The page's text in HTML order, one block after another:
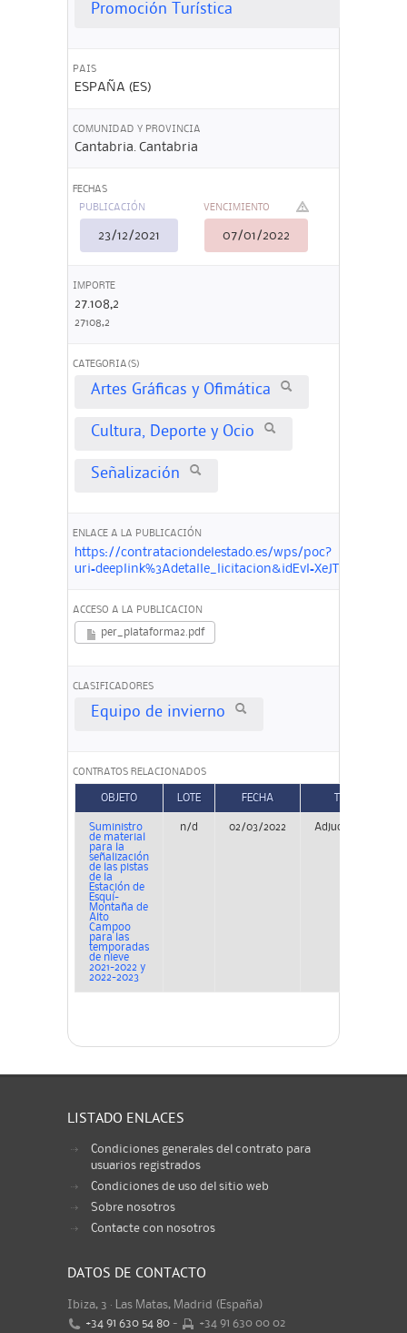
Promoción Turística
PAIS
ESPAÑA (ES)
COMUNIDAD Y PROVINCIA
Cantabria. Cantabria
FECHAS
PUBLICACIÓN
23/12/2021
VENCIMIENTO
07/01/2022
IMPORTE
27.108,2
27108,2
CATEGORIA(S)
Artes Gráficas y Ofimática
Cultura, Deporte y Ocio
Señalización
ENLACE A LA PUBLICACIÓN
https://contrataciondelestado.es/wps/poc?
ACCESO A LA PUBLICACION
per_plataforma2.pdf
CLASIFICADORES
Equipo de invierno
CONTRATOS RELACIONADOS
OBJETO LOTE FECHA
Suministro
de material
para la
señalización
de las pistas
de la
Estación de
Esquí-
Montaña de
Alto
Campoo
para las
temporadas
de nieve
2021-2022 y
2022-2023
n/d 02/03/2022 Adjudicación
LISTADO ENLACES
Condiciones generales del contrato para
usuarios registrados
Condiciones de uso del sitio web
Sobre nosotros
Contacte con nosotros
DATOS DE CONTACTO
Ibiza, 3 · Las Matas, Madrid (España)
+34 91 630 54 80 - +34 91 630 00 02